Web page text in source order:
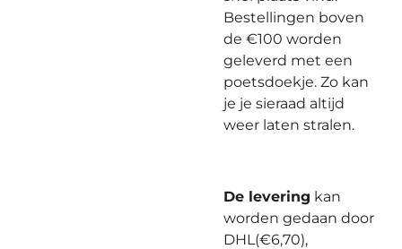
Bestellingen boven
de €100 worden
geleverd met een
poetsdoekje. Zo kan
je je sieraad altijd
weer laten stralen.
De levering kan
worden gedaan door
DHL(€6,70),